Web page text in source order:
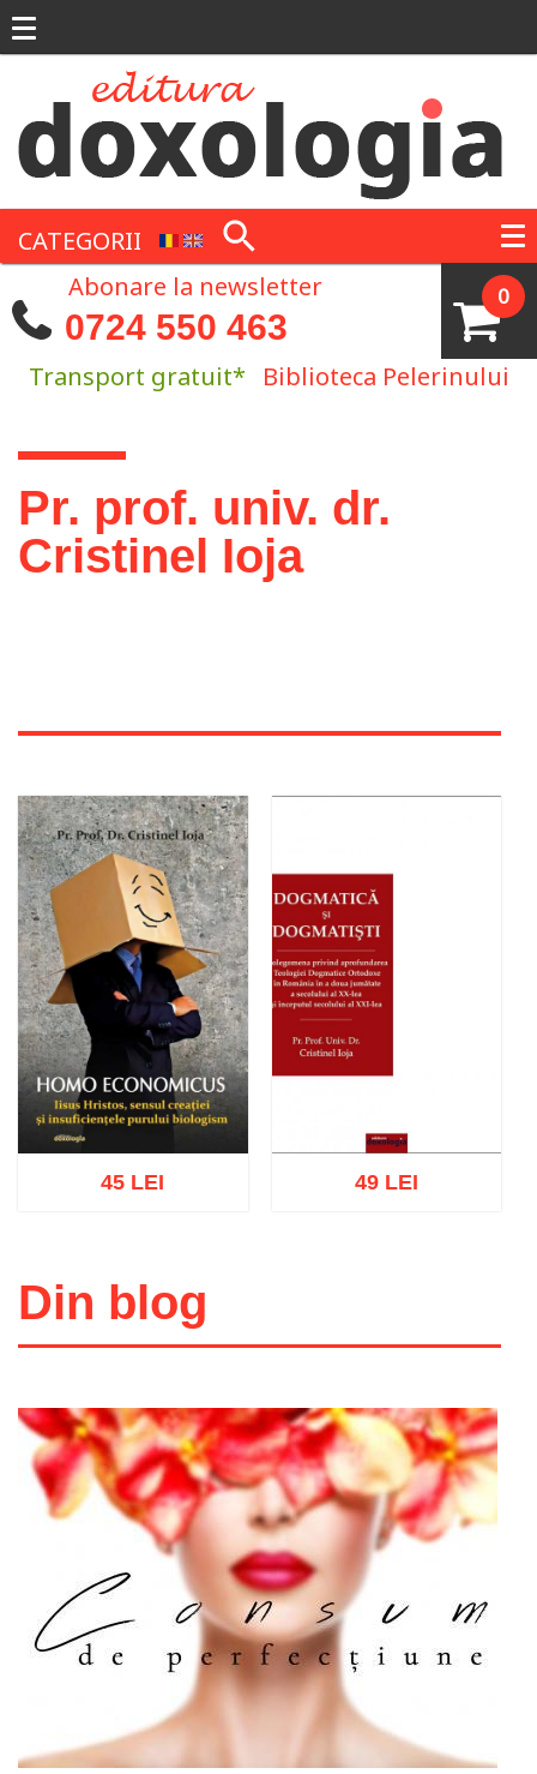
CATEGORII
0
Abonare la newsletter
0724 550 463
Transport gratuit* Biblioteca Pelerinului
Eşti aici
Pr. prof. univ. dr.
Cristinel Ioja
Adaugă în coș
45 LEI 49 LEI
Din blog